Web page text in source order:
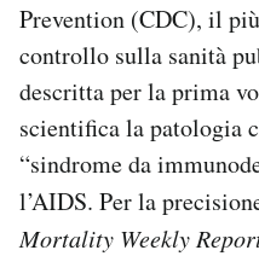
Regala il Post
Hai bisogno di aiuto?
Esci
Prevention (CDC), il
controllo sulla sanità
descritta per la prima
scientifica la patologia
“sindrome da
l’AIDS. Per la
Mortality Weekly